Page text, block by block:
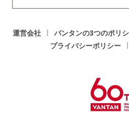
運営会社 バンタンの3つのポリ
プライバシーポリシー